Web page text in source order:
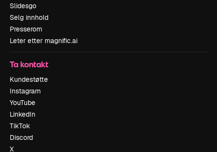
Slidesgo
Selg innhold
Presserom
Leter etter magnific.ai
Ta kontakt
Kundestøtte
Instagram
YouTube
LinkedIn
TikTok
Discord
X